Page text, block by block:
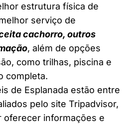
estrutura física de
serviço de
cachorro, outros
, além de opções
como trilhas, piscina e
completa.
de Esplanada estão entre
pelo site Tripadvisor,
oferecer informações e